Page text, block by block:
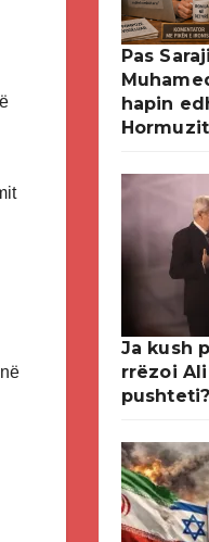
Pas
hapin
Hormuzit
Ja kush
rrëzoi
pushteti?